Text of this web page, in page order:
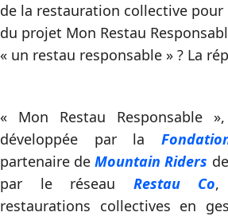
de la restauration collective
du projet Mon Restau
« un restau responsable » ? La
« Mon Restau Responsable
développée par la
partenaire deMountain Riders
par le réseau Restau Co,
restaurations collectives en